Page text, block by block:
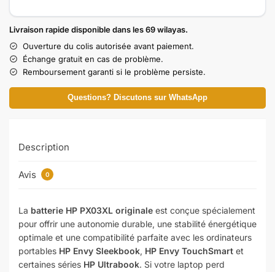
Livraison rapide disponible dans les 69 wilayas.
Ouverture du colis autorisée avant paiement.
Échange gratuit en cas de problème.
Remboursement garanti si le problème persiste.
Questions? Discutons sur WhatsApp
Description
Avis 0
La batterie HP PX03XL originale est conçue spécialement
pour offrir une autonomie durable, une stabilité énergétique
optimale et une compatibilité parfaite avec les ordinateurs
portables HP Envy Sleekbook, HP Envy TouchSmart et
certaines séries HP Ultrabook. Si votre laptop perd